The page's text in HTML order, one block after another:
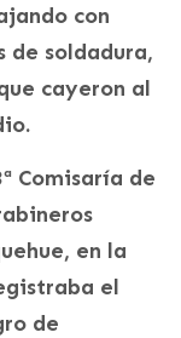
con
de soldadura,
cayeron al
Comisaría de
en la
el
de